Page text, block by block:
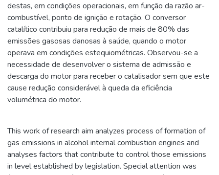
destas, em condições operacionais, em função da razão ar-
combustível, ponto de ignição e rotação. O conversor
catalítico contribuiu para redução de mais de 80% das
emissões gasosas danosas à saúde, quando o motor
operava em condições estequiométricas. Observou-se a
necessidade de desenvolver o sistema de admissão e
descarga do motor para receber o catalisador sem que este
cause redução considerável à queda da eficiência
volumétrica do motor.
This work of research aim analyzes process of formation of
gas emissions in alcohol internal combustion engines and
analyses factors that contribute to control those emissions
in level established by legislation. Special attention was